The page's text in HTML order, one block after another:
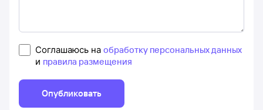
Соглашаюсь на обработку персональных данных
и правила размещения
Опубликовать